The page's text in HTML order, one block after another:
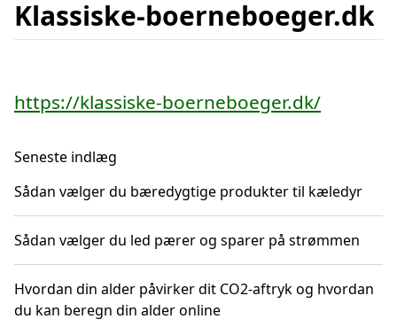
Klassiske-boerneboeger.dk
https://klassiske-boerneboeger.dk/
Seneste indlæg
Sådan vælger du bæredygtige produkter til kæledyr
Sådan vælger du led pærer og sparer på strømmen
Hvordan din alder påvirker dit CO2-aftryk og hvordan
du kan beregn din alder online